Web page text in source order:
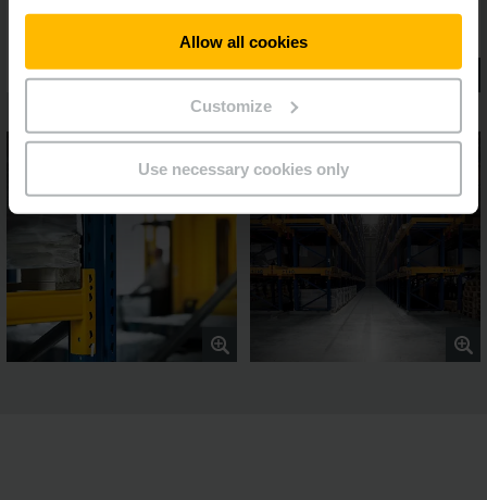
Allow all cookies
Customize
Use necessary cookies only